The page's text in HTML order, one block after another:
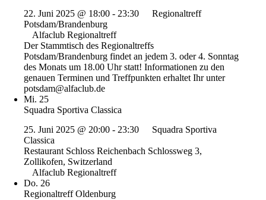
22. Juni 2025 @ 18:00 - 23:30
Regionaltreff
Potsdam/Brandenburg
Alfaclub Regionaltreff
Der Stammtisch des Regionaltreffs
Potsdam/Brandenburg findet an jedem 3. oder 4. Sonntag
des Monats um 18.00 Uhr statt! Informationen zu den
genauen Terminen und Treffpunkten erhaltet Ihr unter
potsdam@alfaclub.de
Mi. 25
Squadra Sportiva Classica
25. Juni 2025 @ 20:00 - 23:30
Squadra Sportiva
Classica
Restaurant Schloss Reichenbach Schlossweg 3,
Zollikofen, Switzerland
Alfaclub Regionaltreff
Do. 26
Regionaltreff Oldenburg